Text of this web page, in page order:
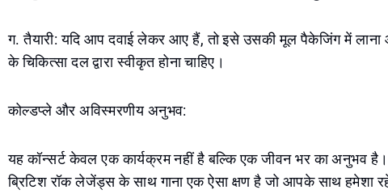
ग. तैयारी: यदि आप दवाई लेकर आए हैं, तो इसे उसकी मूल पैकेजिंग में
के चिकित्सा दल द्वारा स्वीकृत होना चाहिए।
कोल्डप्ले और अविस्मरणीय अनुभव:
यह कॉन्सर्ट केवल एक कार्यक्रम नहीं है बल्कि एक जीवन भर का अनुभव
ब्रिटिश रॉक लेजेंड्स के साथ गाना एक ऐसा क्षण है जो आपके साथ हमेशा